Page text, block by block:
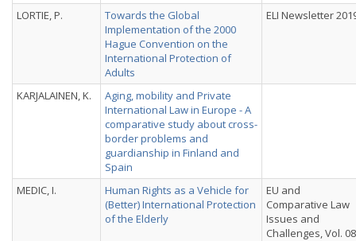
LORTIE, P.
Towards the Global
Implementation of the 2000
Hague Convention on the
International Protection of
Adults
ELI Newsletter
KARJALAINEN, K.
Aging, mobility and Private
International Law in Europe - A
comparative study about cross-
border problems and
guardianship in Finland and
Spain
MEDIC, I.
Human Rights as a Vehicle for
(Better) International Protection
of the Elderly
EU and
Comparative Law
Issues and
Challenges, Vol. 08